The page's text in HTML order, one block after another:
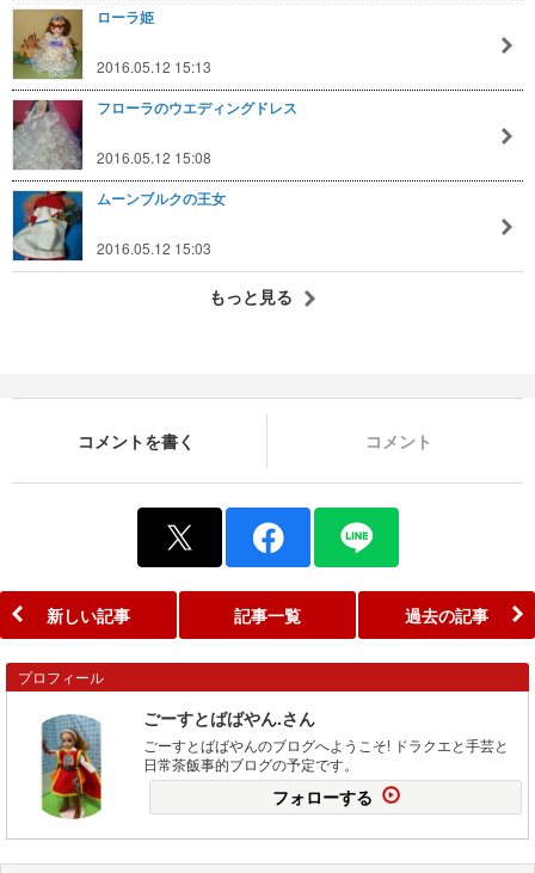
ローラ姫
2016.05.12 15:13
フローラのウエディングドレス
2016.05.12 15:08
ムーンブルクの王女
2016.05.12 15:03
もっと見る
コメントを書く コメント
新しい記事 記事一覧 過去の記事
プロフィール
ごーすとばばやん.さん
ごーすとばばやんのブログへようこそ! ドラクエと手芸と
日常茶飯事的ブログの予定です。
フォローする